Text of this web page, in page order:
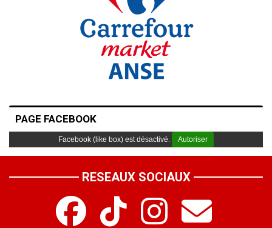
PAGE FACEBOOK
Facebook (like box) est désactivé. Autoriser
RESEAUX SOCIAUX